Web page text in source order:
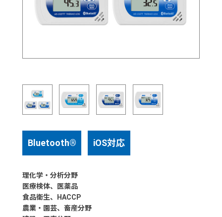
Bluetooth® iOS対応
理化学・分析分野
医療検体、医薬品
食品衛生、HACCP
農業・園芸、畜産分野